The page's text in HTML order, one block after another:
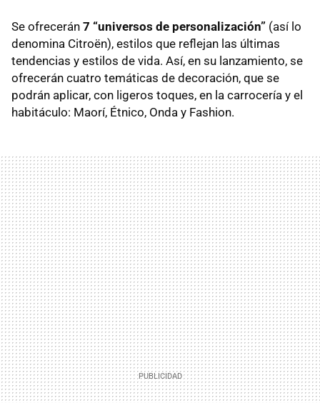
Se ofrecerán 7 “universos de personalización” (así lo
denomina Citroën), estilos que reflejan las últimas
tendencias y estilos de vida. Así, en su lanzamiento, se
ofrecerán cuatro temáticas de decoración, que se
podrán aplicar, con ligeros toques, en la carrocería y el
habitáculo: Maorí, Étnico, Onda y Fashion.